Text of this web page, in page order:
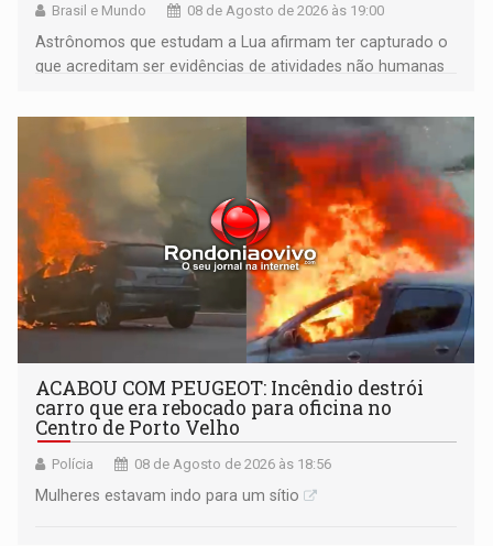
Brasil e Mundo 08 de Agosto de 2026 às 19:00
Astrônomos que estudam a Lua afirmam ter capturado o
que acreditam ser evidências de atividades não humanas
órbita
ACABOU COM PEUGEOT: Incêndio destrói
carro que era rebocado para oficina no
Centro de Porto Velho
Polícia 08 de Agosto de 2026 às 18:56
Mulheres estavam indo para um sítio